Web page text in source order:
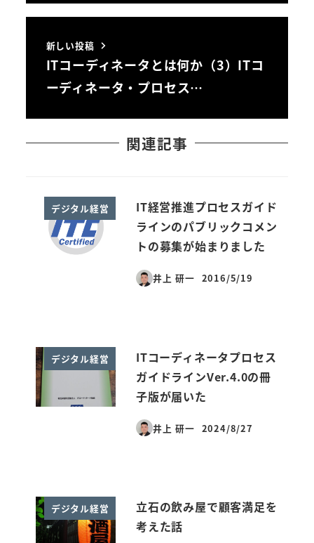
新しい投稿
ITコーディネータとは何か（3）ITコ
ーディネータ・プロセス…
関連記事
デジタル経営
IT経営推進プロセスガイド
ラインのパブリックコメン
トの募集が始まりました
井上 研一
投稿日
2016/5/19
デジタル経営
ITコーディネータプロセス
ガイドラインVer.4.0の冊
子版が届いた
井上 研一
投稿日
2024/8/27
デジタル経営
立石の飲み屋で顧客満足を
考えた話